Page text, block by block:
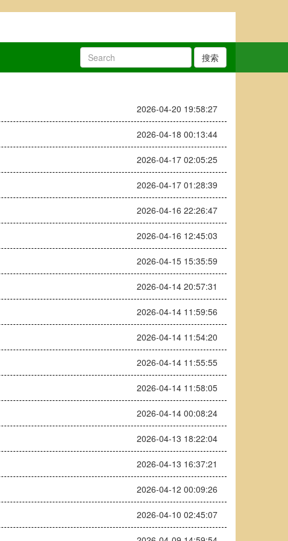
搜索
2026-04-20 19:58:27
2026-04-18 00:13:44
2026-04-17 02:05:25
2026-04-17 01:28:39
2026-04-16 22:26:47
2026-04-16 12:45:03
2026-04-15 15:35:59
2026-04-14 20:57:31
2026-04-14 11:59:56
2026-04-14 11:54:20
2026-04-14 11:55:55
2026-04-14 11:58:05
2026-04-14 00:08:24
2026-04-13 18:22:04
2026-04-13 16:37:21
2026-04-12 00:09:26
2026-04-10 02:45:07